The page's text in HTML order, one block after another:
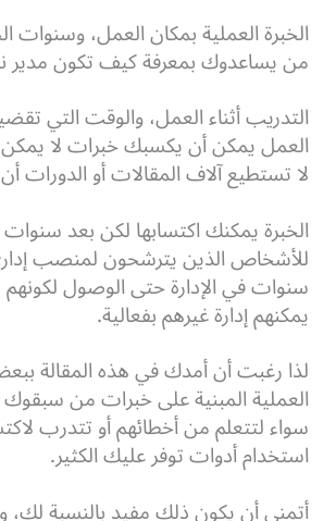
الخبرة العملية بمكان العمل، وسنوات
من يساعدوك بمعرفة كيف تكون مدير
التدريب أثناء العمل، والوقت التي
العمل يمكن أن يكسبك خبرات لا يمكن
لا تستطيع آلاف المقالات أو الدورات
الخبرة يمكنك اكتسابها لكن بعد
للأشخاص الذين يترشحون لمنصب
سنوات في الإدارة حتى الوصول
يمكنهم إدارة غيرهم بفعالية.
لذا رغبت أن أمدك في هذه المقالة
العملية المبنية على خبرات من سبقوك
سواء لتتعلم من أخطائهم أو تتدرب
استخدام أدوات توفر عليك الكثير.
أتمنى أن يكون ذلك مفيد بالنسبة لك،